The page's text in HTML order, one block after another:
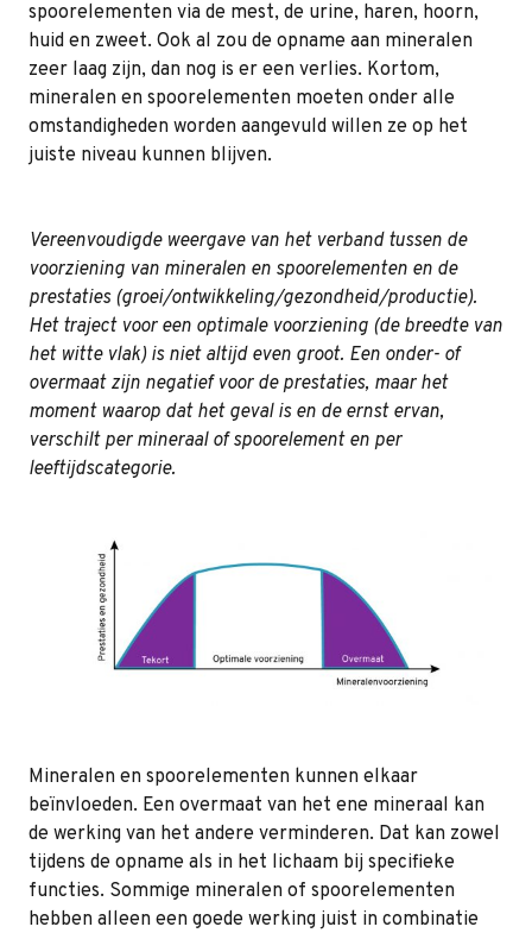
spoorelementen via de mest, de urine, haren, hoorn,
huid en zweet. Ook al zou de opname aan mineralen
zeer laag zijn, dan nog is er een verlies. Kortom,
mineralen en spoorelementen moeten onder alle
omstandigheden worden aangevuld willen ze op het
juiste niveau kunnen blijven.
Vereenvoudigde weergave van het verband tussen de
voorziening van mineralen en spoorelementen en de
prestaties (groei/ontwikkeling/gezondheid/productie).
Het traject voor een optimale voorziening (de breedte van
het witte vlak) is niet altijd even groot. Een onder- of
overmaat zijn negatief voor de prestaties, maar het
moment waarop dat het geval is en de ernst ervan,
verschilt per mineraal of spoorelement en per
leeftijdscategorie.
Mineralen en spoorelementen kunnen elkaar
beïnvloeden. Een overmaat van het ene mineraal kan
de werking van het andere verminderen. Dat kan zowel
tijdens de opname als in het lichaam bij specifieke
functies. Sommige mineralen of spoorelementen
hebben alleen een goede werking juist in combinatie